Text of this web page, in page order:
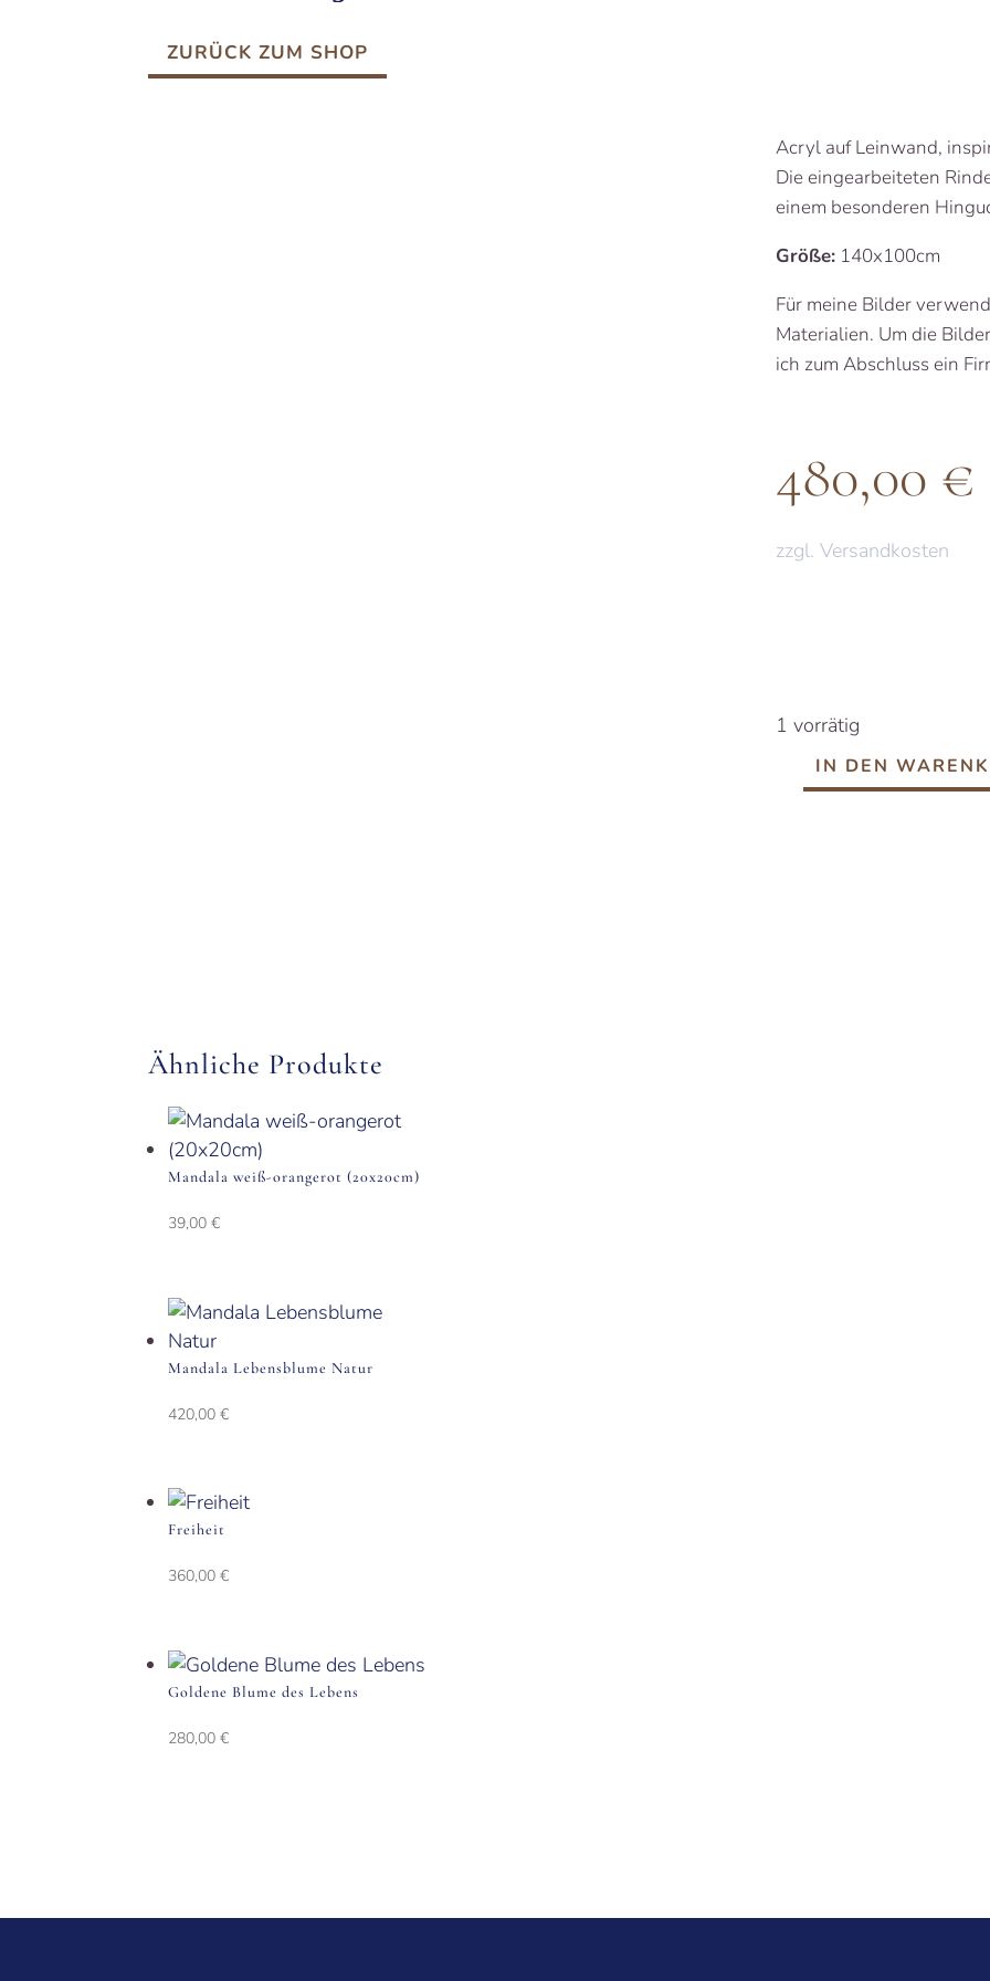
ZURÜCK ZUM SHOP
Acryl auf Leinwand,
Die eingearbeiteten
einem besonderen
Größe:140x100cm
Für meine Bilder
Materialien. Um die
ich zum Abschluss ein
480,00 €
zzgl. Versandkosten
1 vorrätig
Birkenwald
IN DEN
Ähnliche Produkte
Mandala weiß-orangerot (20x20cm)
39,00€
Mandala Lebensblume Natur
420,00€
Freiheit
360,00€
Goldene Blume des Lebens
280,00€